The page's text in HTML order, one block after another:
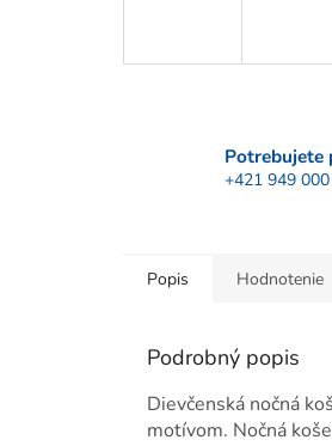
Potrebujete
+421 949
Popis Hodnotenie
Podrobný popis
Dievčenská nočná
motívom. Nočná